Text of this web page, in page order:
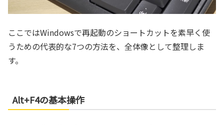
ここではWindowsで再起動のショートカットを素早く使
うための代表的な7つの方法を、全体像として整理しま
す。
Alt+F4の基本操作